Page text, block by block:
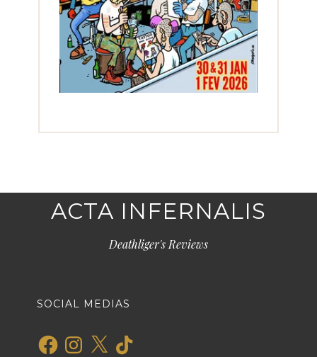
ACTA INFERNALIS
Deathliger's Reviews
SOCIAL MEDIAS
FacebookInstagram
X TikTok